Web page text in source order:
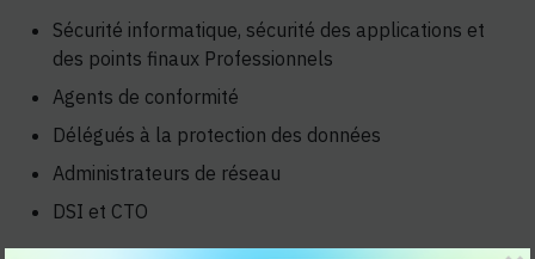
Sécurité informatique, sécurité des applications et
des points finaux Professionnels
Agents de conformité
Délégués à la protection des données
Administrateurs de réseau
DSI et CTO